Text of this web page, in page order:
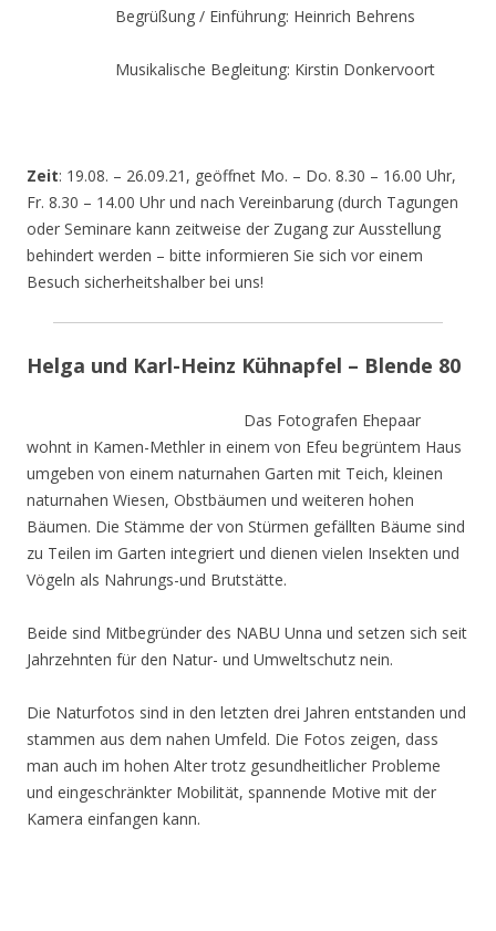
Begrüßung / Einführung: Heinrich Behrens
Musikalische Begleitung: Kirstin Donkervoort
Zeit: 19.08. – 26.09.21, geöffnet Mo. – Do. 8.30 – 16.00 Uhr,
Fr. 8.30 – 14.00 Uhr und nach Vereinbarung (durch Tagungen
oder Seminare kann zeitweise der Zugang zur Ausstellung
behindert werden – bitte informieren Sie sich vor einem
Besuch sicherheitshalber bei uns!
Helga und Karl-Heinz Kühnapfel – Blende 80
Das Fotografen Ehepaar
wohnt in Kamen-Methler in einem von Efeu begrüntem Haus
umgeben von einem naturnahen Garten mit Teich, kleinen
naturnahen Wiesen, Obstbäumen und weiteren hohen
Bäumen. Die Stämme der von Stürmen gefällten Bäume sind
zu Teilen im Garten integriert und dienen vielen Insekten und
Vögeln als Nahrungs-und Brutstätte.
Beide sind Mitbegründer des NABU Unna und setzen sich seit
Jahrzehnten für den Natur- und Umweltschutz nein.
Die Naturfotos sind in den letzten drei Jahren entstanden und
stammen aus dem nahen Umfeld. Die Fotos zeigen, dass
man auch im hohen Alter trotz gesundheitlicher Probleme
und eingeschränkter Mobilität, spannende Motive mit der
Kamera einfangen kann.